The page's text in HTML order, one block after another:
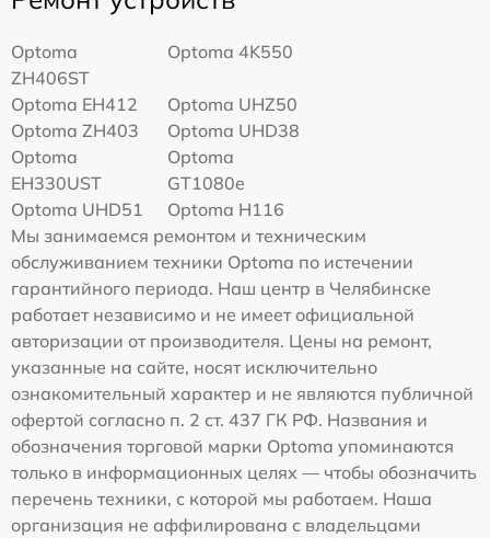
Optoma
ZH406ST
Optoma 4K550
Optoma EH412
Optoma UHZ50
Optoma ZH403
Optoma UHD38
Optoma
EH330UST
Optoma
GT1080e
Optoma UHD51
Optoma H116
Мы занимаемся ремонтом и техническим
обслуживанием техники Optoma по истечении
гарантийного периода. Наш центр в Челябинске
работает независимо и не имеет официальной
авторизации от производителя. Цены на ремонт,
указанные на сайте, носят исключительно
ознакомительный характер и не являются публичной
офертой согласно п. 2 ст. 437 ГК РФ. Названия и
обозначения торговой марки Optoma упоминаются
только в информационных целях — чтобы обозначить
перечень техники, с которой мы работаем. Наша
организация не аффилирована с владельцами